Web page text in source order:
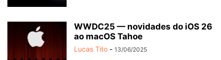
WWDC25 — novidades do iOS 26
ao macOS Tahoe
Lucas Tito - 13/06/2025